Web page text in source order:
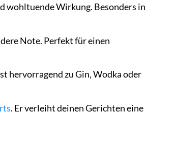
wohltuende Wirkung. Besonders in
Note. Perfekt für einen
hervorragend zu Gin, Wodka oder
. Er verleiht deinen Gerichten eine